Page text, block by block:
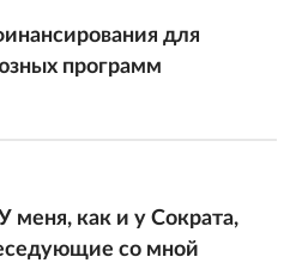
для
программ
как и у Сократа,
со мной